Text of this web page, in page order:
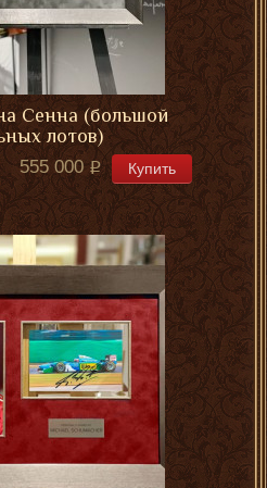
Сенна (большой
лотов)
555 000 Купить